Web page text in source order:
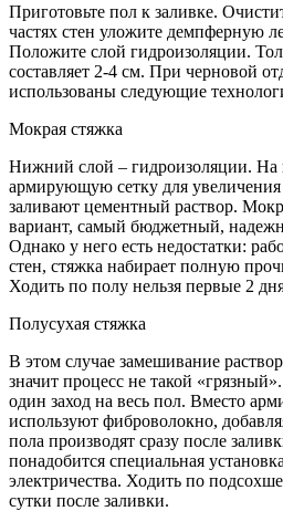
Приготовьте пол к заливке.
частях стен уложите демпферную
Положите слой гидроизоляции.
составляет 2-4 см. При черновой
использованы следующие
Мокрая стяжка
Нижний слой – гидроизоляции. На
армирующую сетку для
заливают цементный раствор.
вариант, самый бюджетный,
Однако у него есть недостатки:
стен, стяжка набирает полную
Ходить по полу нельзя первые 2
Полусухая стяжка
В этом случае замешивание
значит процесс не такой
один заход на весь пол. Вместо
используют фиброволокно,
пола производят сразу после
понадобится специальная
электричества. Ходить по
сутки после заливки.